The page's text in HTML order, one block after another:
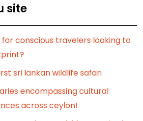
site
conscious travelers looking to
sri lankan wildlife safari
encompassing cultural
across ceylon!